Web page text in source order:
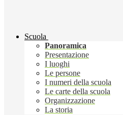
Scuola
Panoramica
Presentazione
I luoghi
Le persone
I numeri della scuola
Le carte della scuola
Organizzazione
La storia